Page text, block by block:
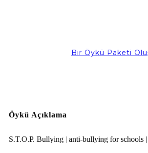
Bir Öykü Paketi
Öykü Açıklama
S.T.O.P. Bullying | anti-bullying for schools